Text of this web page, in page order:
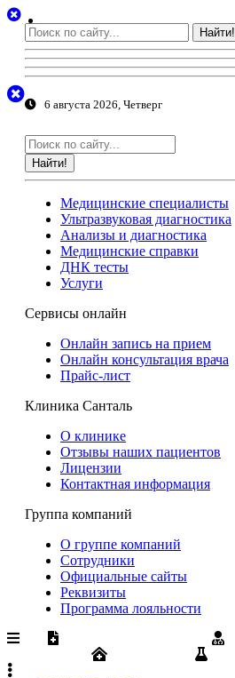
Найти!
6 августа 2026, Четверг
Найти!
Медицинские специалисты
Ультразвуковая диагностика
Анализы и диагностика
Медицинские справки
ДНК тесты
Услуги
Сервисы онлайн
Онлайн запись на прием
Онлайн консультация врача
Прайс-лист
Клиника Санталь
О клинике
Отзывы наших пациентов
Лицензии
Контактная информация
Группа компаний
О группе компаний
Сотрудники
Официальные сайты
Реквизиты
Программа лояльности